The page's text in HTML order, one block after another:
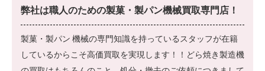
弊社は職人のための製菓・製パン機械買取専門店！
製菓・製パン 機械の専門知識を持っているスタッフが在籍
しているからこそ高価買取を実現します！！どら焼き製造機